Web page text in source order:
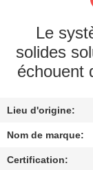
VISITE
D'USINE
DE
QUALITÉ
Le
solides
échouent
Lieu d'origine:
Nom de marque:
Certification: